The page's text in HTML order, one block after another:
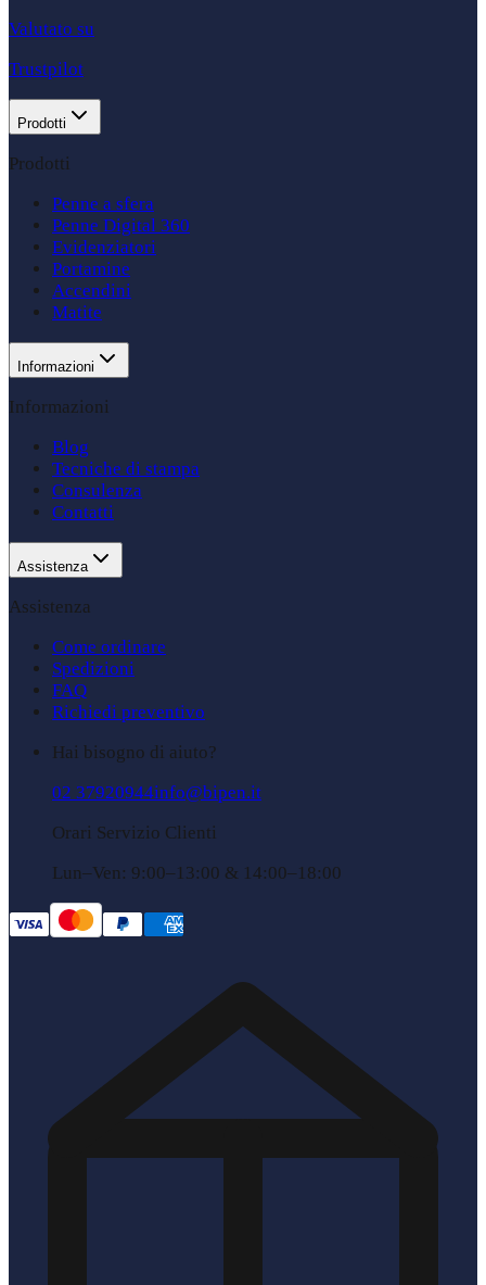
Valutato su
Trustpilot
Prodotti
Prodotti
Penne a sfera
Penne Digital 360
Evidenziatori
Portamine
Accendini
Matite
Informazioni
Informazioni
Blog
Tecniche di stampa
Consulenza
Contatti
Assistenza
Assistenza
Come ordinare
Spedizioni
FAQ
Richiedi preventivo
Hai bisogno di aiuto?
02 37920944info@bipen.it
Orari Servizio Clienti
Lun–Ven: 9:00–13:00 & 14:00–18:00